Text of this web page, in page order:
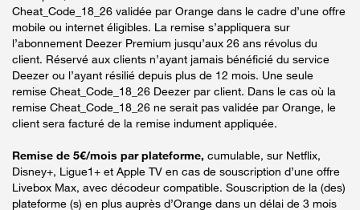
Cheat_Code_18_26 validée par Orange dans le cadre d’une offre
mobile ou internet éligibles. La remise s’appliquera sur
l’abonnement Deezer Premium jusqu’aux 26 ans révolus du
client. Réservé aux clients n’ayant jamais bénéficié du service
Deezer ou l’ayant résilié depuis plus de 12 mois. Une seule
remise Cheat_Code_18_26 Deezer par client. Dans le cas où la
remise Cheat_Code_18_26 ne serait pas validée par Orange, le
client sera facturé de la remise indument appliquée.
Remise de 5€/mois par plateforme, cumulable, sur Netflix,
Disney+, Ligue1+ et Apple TV en cas de souscription d’une offre
Livebox Max, avec décodeur compatible. Souscription de la (des)
plateforme (s) en plus auprès d’Orange dans un délai de 3 mois